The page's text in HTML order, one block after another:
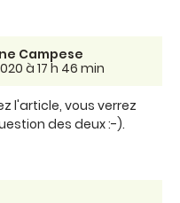
Campese
à 17 h 46 min
l'article, vous verrez
des deux :-).